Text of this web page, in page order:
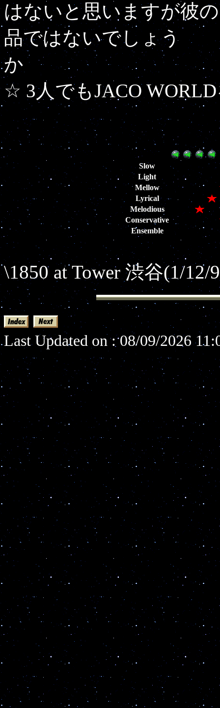
はないと思いますが彼
品ではないでしょう
☆ 3人でもJACO
Slow
Light
Mellow
Lyrical
Melodious
Conservative
Ensemble
\1850 at Tower 渋谷(1/12/
Last Updated on : 08/09/2026